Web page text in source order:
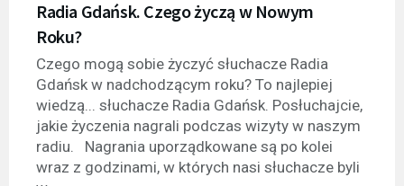
Radia Gdańsk. Czego życzą w Nowym
Roku?
Czego mogą sobie życzyć słuchacze Radia
Gdańsk w nadchodzącym roku? To najlepiej
wiedzą... słuchacze Radia Gdańsk. Posłuchajcie,
jakie życzenia nagrali podczas wizyty w naszym
radiu. Nagrania uporządkowane są po kolei
wraz z godzinami, w których nasi słuchacze byli